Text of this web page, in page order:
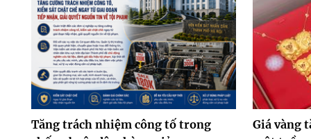
Tăng trách nhiệm công tố trong
Giá vàng